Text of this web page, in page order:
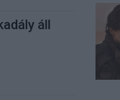
áll